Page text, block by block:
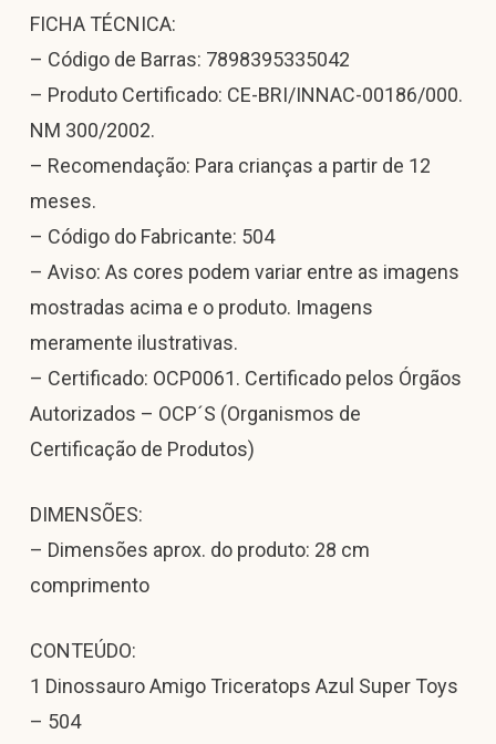
FICHA TÉCNICA:
– Código de Barras: 7898395335042
– Produto Certificado: CE-BRI/INNAC-00186/000.
NM 300/2002.
– Recomendação: Para crianças a partir de 12
meses.
– Código do Fabricante: 504
– Aviso: As cores podem variar entre as imagens
mostradas acima e o produto. Imagens
meramente ilustrativas.
– Certificado: OCP0061. Certificado pelos Órgãos
Autorizados – OCP´S (Organismos de
Certificação de Produtos)
DIMENSÕES:
– Dimensões aprox. do produto: 28 cm
comprimento
CONTEÚDO:
1 Dinossauro Amigo Triceratops Azul Super Toys
– 504